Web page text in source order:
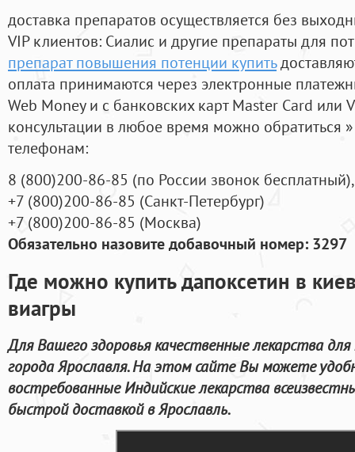
доставка препаратов осуществляется без
VIP клиентов: Сиалис и другие препараты для
препарат повышения потенции купить
оплата принимаются через электронные
Web Money и с банковских карт Master Card или
консультации в любое время можно обратиться
телефонам:
8 (800)200-86-85 (по России звонок бесплатный),
+7 (800)200-86-85 (Санкт-Петербург)
+7 (800)200-86-85 (Москва)
Обязательно назовите добавочный номер: 3297
Где можно купить дапоксетин в
виагры
Для Вашего здоровья качественные лекарства
города Ярославля. На этом сайте Вы можете
востребованные Индийские лекарства
быстрой доставкой в Ярославль.